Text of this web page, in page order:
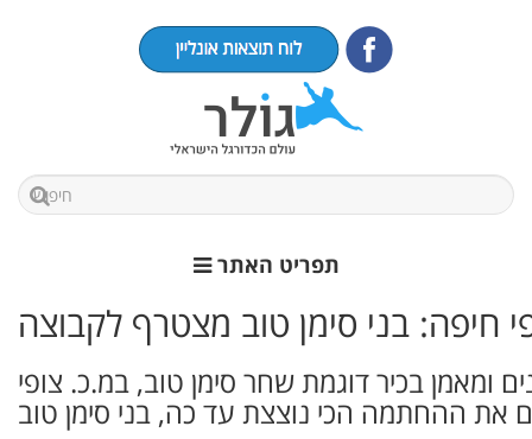
תפריט האתר
חיפה: בני סימן טוב מצטרף לקבוצה
בכיר דוגמת שחר סימן טוב, במ.כ. צופי
את ההחתמה הכי נוצצת עד כה, בני סימן טוב